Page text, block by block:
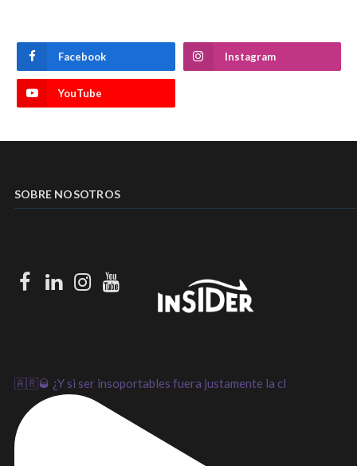
Facebook Instagram
YouTube
SOBRE NOSOTROS
Facebook
LinkedIn
Instagram
Youtube
🇦🇷🥃 ¿Y si ser insoportables fuera justamente la cl